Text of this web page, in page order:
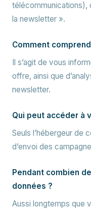
télécommunications),
la newsletter ».
Comment
Il s’agit de vous
offre, ainsi que
newsletter.
Qui peut accéder à
Seuls l’hébergeur de
d’envoi des
Pendant combien
données ?
Aussi longtemps que